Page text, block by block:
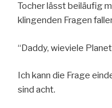
Tocher lässt beiläufig
klingenden Fragen
“Daddy, wieviele
Ich kann die Frage
sind acht.